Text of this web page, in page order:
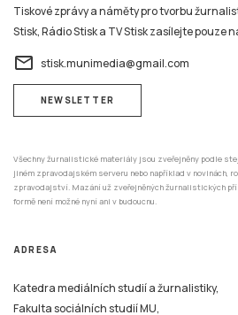
email stisk.munimedia@gmail.com
NEWSLETTER
Všechny žurnalistické materiály jsou zveřejněny podle
formě není možné nyní ani v budoucnu.
ADRESA
Katedra mediálních studií a žurnalistiky,
Joštova 10,
602 00 Brno